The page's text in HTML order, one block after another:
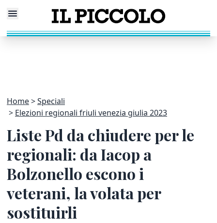
Home
Speciali
Elezioni regionali friuli venezia giulia 2023
Liste Pd da chiudere per le
regionali: da Iacop a
Bolzonello escono i
veterani, la volata per
sostituirli